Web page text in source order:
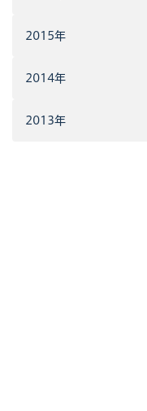
2015年
2014年
2013年